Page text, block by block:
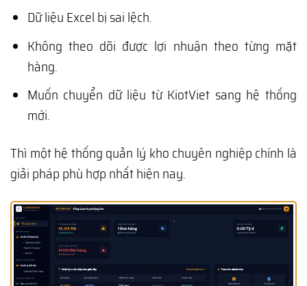
Dữ liệu Excel bị sai lệch.
Không theo dõi được lợi nhuận theo từng mặt
hàng.
Muốn chuyển dữ liệu từ KiotViet sang hệ thống
mới.
Thì một hệ thống quản lý kho chuyên nghiệp chính là
giải pháp phù hợp nhất hiện nay.